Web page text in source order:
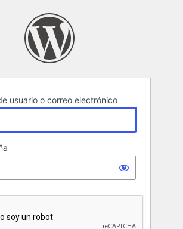
usuario o correo electrónico